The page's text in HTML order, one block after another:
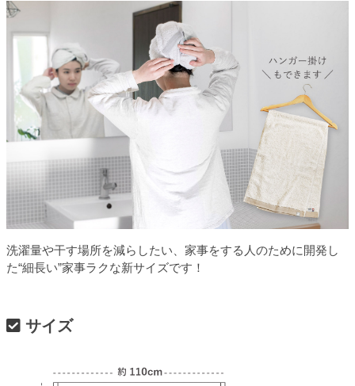
洗濯量や干す場所を減らしたい、家事をする人のために開発し
た“細長い”家事ラクな新サイズです！
サイズ